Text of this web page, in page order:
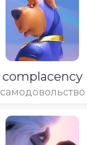
complacency
самодовольство